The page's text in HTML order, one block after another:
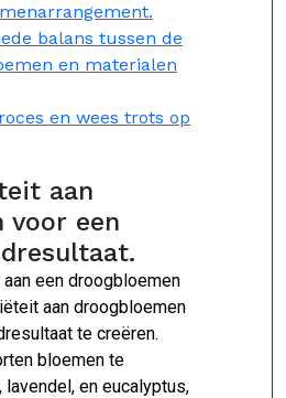
balans tussen de
en materialen
en wees trots op
aan
voor een
een droogbloemen
aan droogbloemen
te creëren.
bloemen te
en eucalyptus,